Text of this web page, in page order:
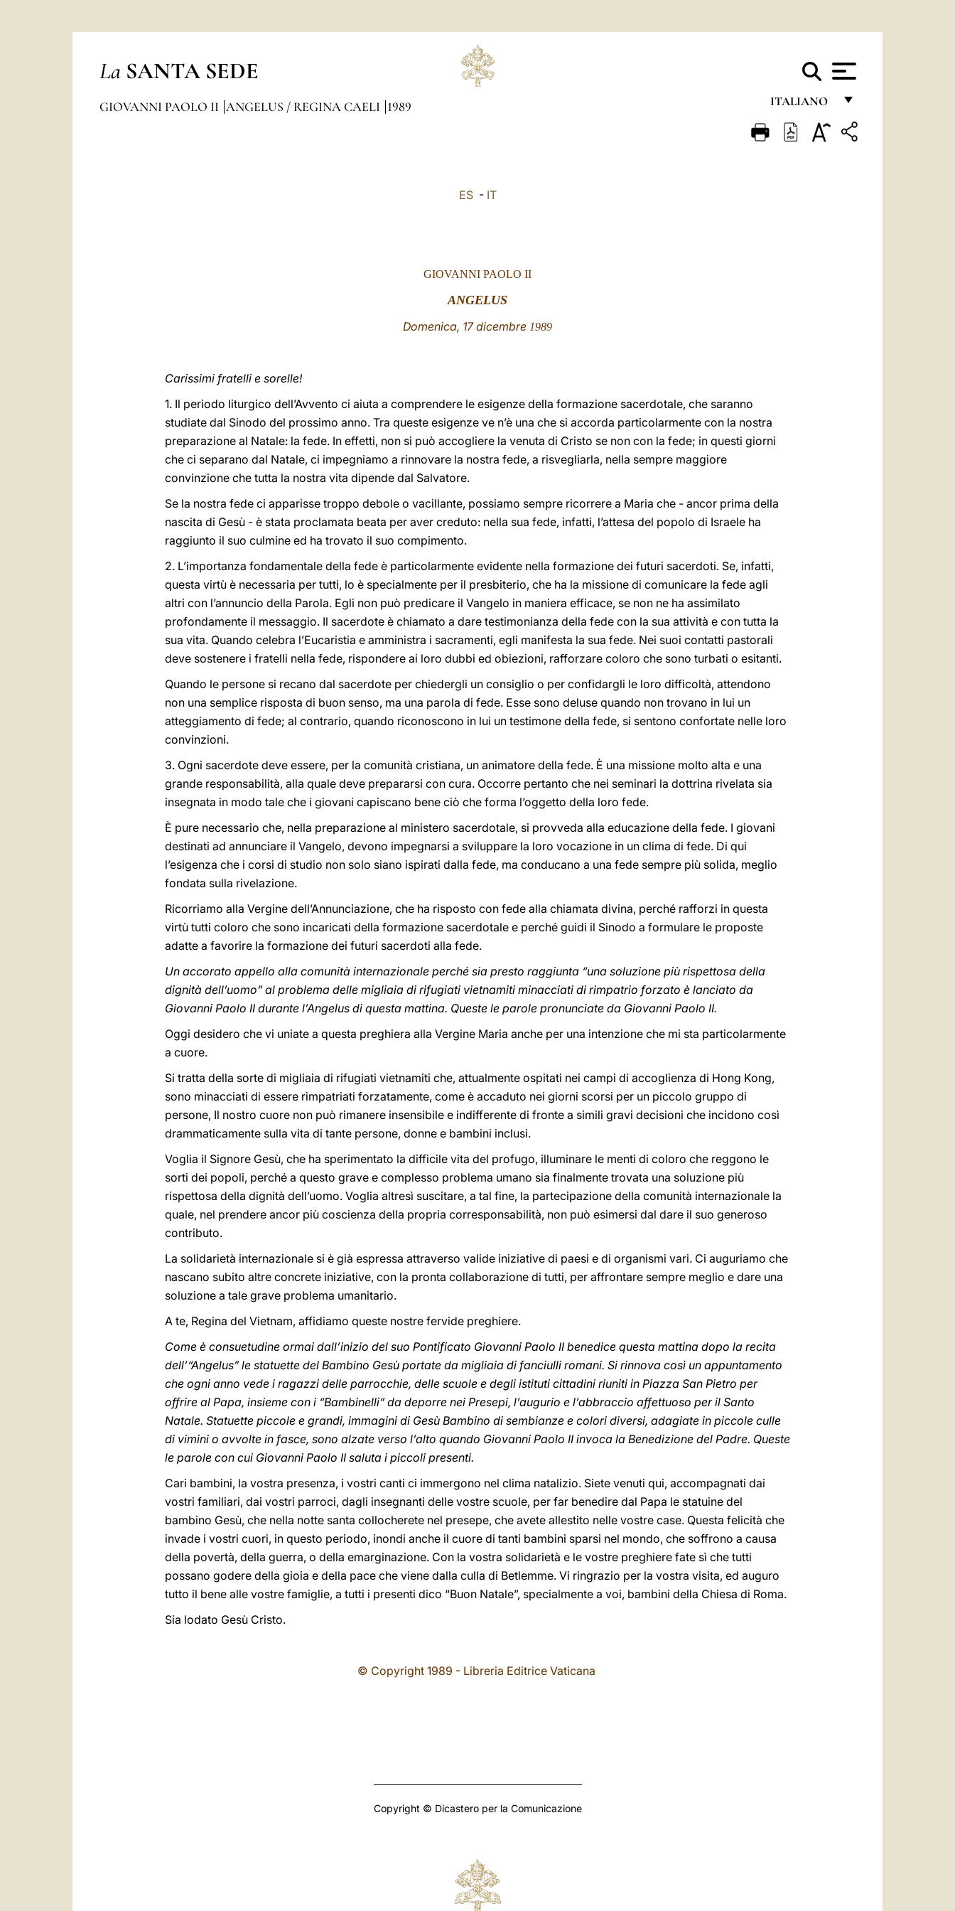
La SANTA SEDE
ITALIANO
FRANÇAIS
GIOVANNI PAOLO II ANGELUS / REGINA CAELI 1989
ES- IT
GIOVANNI PAOLO II
ANGELUS
Domenica, 17 dicembre 1989
Carissimi fratelli e sorelle!
1. Il periodo liturgico dell’Avvento ci aiuta a comprendere le esigenze della formazione sacerdotale, che saranno
studiate dal Sinodo del prossimo anno. Tra queste esigenze ve n’è una che si accorda particolarmente con la nostra
preparazione al Natale: la fede. In effetti, non si può accogliere la venuta di Cristo se non con la fede; in questi giorni
che ci separano dal Natale, ci impegniamo a rinnovare la nostra fede, a risvegliarla, nella sempre maggiore
convinzione che tutta la nostra vita dipende dal Salvatore.
Se la nostra fede ci apparisse troppo debole o vacillante, possiamo sempre ricorrere a Maria che - ancor prima della
nascita di Gesù - è stata proclamata beata per aver creduto: nella sua fede, infatti, l’attesa del popolo di Israele ha
raggiunto il suo culmine ed ha trovato il suo compimento.
2. L’importanza fondamentale della fede è particolarmente evidente nella formazione dei futuri sacerdoti. Se, infatti,
questa virtù è necessaria per tutti, lo è specialmente per il presbiterio, che ha la missione di comunicare la fede agli
altri con l’annuncio della Parola. Egli non può predicare il Vangelo in maniera efficace, se non ne ha assimilato
profondamente il messaggio. Il sacerdote è chiamato a dare testimonianza della fede con la sua attività e con tutta la
sua vita. Quando celebra l’Eucaristia e amministra i sacramenti, egli manifesta la sua fede. Nei suoi contatti pastorali
deve sostenere i fratelli nella fede, rispondere ai loro dubbi ed obiezioni, rafforzare coloro che sono turbati o esitanti.
Quando le persone si recano dal sacerdote per chiedergli un consiglio o per confidargli le loro difficoltà, attendono
non una semplice risposta di buon senso, ma una parola di fede. Esse sono deluse quando non trovano in lui un
atteggiamento di fede; al contrario, quando riconoscono in lui un testimone della fede, si sentono confortate nelle loro
convinzioni.
3. Ogni sacerdote deve essere, per la comunità cristiana, un animatore della fede. È una missione molto alta e una
grande responsabilità, alla quale deve prepararsi con cura. Occorre pertanto che nei seminari la dottrina rivelata sia
insegnata in modo tale che i giovani capiscano bene ciò che forma l’oggetto della loro fede.
È pure necessario che, nella preparazione al ministero sacerdotale, si provveda alla educazione della fede. I giovani
destinati ad annunciare il Vangelo, devono impegnarsi a sviluppare la loro vocazione in un clima di fede. Di qui
l’esigenza che i corsi di studio non solo siano ispirati dalla fede, ma conducano a una fede sempre più solida, meglio
fondata sulla rivelazione.
Ricorriamo alla Vergine dell’Annunciazione, che ha risposto con fede alla chiamata divina, perché rafforzi in questa
virtù tutti coloro che sono incaricati della formazione sacerdotale e perché guidi il Sinodo a formulare le proposte
adatte a favorire la formazione dei futuri sacerdoti alla fede.
Un accorato appello alla comunità internazionale perché sia presto raggiunta “una soluzione più rispettosa della
dignità dell’uomo” al problema delle migliaia di rifugiati vietnamiti minacciati di rimpatrio forzato è lanciato da
Giovanni Paolo II durante l’Angelus di questa mattina. Queste le parole pronunciate da Giovanni Paolo II.
Oggi desidero che vi uniate a questa preghiera alla Vergine Maria anche per una intenzione che mi sta particolarmente
a cuore.
Si tratta della sorte di migliaia di rifugiati vietnamiti che, attualmente ospitati nei campi di accoglienza di Hong Kong,
sono minacciati di essere rimpatriati forzatamente, come è accaduto nei giorni scorsi per un piccolo gruppo di
persone, Il nostro cuore non può rimanere insensibile e indifferente di fronte a simili gravi decisioni che incidono così
drammaticamente sulla vita di tante persone, donne e bambini inclusi.
Voglia il Signore Gesù, che ha sperimentato la difficile vita del profugo, illuminare le menti di coloro che reggono le
sorti dei popoli, perché a questo grave e complesso problema umano sia finalmente trovata una soluzione più
rispettosa della dignità dell’uomo. Voglia altresì suscitare, a tal fine, la partecipazione della comunità internazionale la
quale, nel prendere ancor più coscienza della propria corresponsabilità, non può esimersi dal dare il suo generoso
contributo.
La solidarietà internazionale si è già espressa attraverso valide iniziative di paesi e di organismi vari. Ci auguriamo che
nascano subito altre concrete iniziative, con la pronta collaborazione di tutti, per affrontare sempre meglio e dare una
soluzione a tale grave problema umanitario.
A te, Regina del Vietnam, affidiamo queste nostre fervide preghiere.
Come è consuetudine ormai dall’inizio del suo Pontificato Giovanni Paolo II benedice questa mattina dopo la recita
dell’“Angelus” le statuette del Bambino Gesù portate da migliaia di fanciulli romani. Si rinnova così un appuntamento
che ogni anno vede i ragazzi delle parrocchie, delle scuole e degli istituti cittadini riuniti in Piazza San Pietro per
offrire al Papa, insieme con i “Bambinelli” da deporre nei Presepi, l’augurio e l’abbraccio affettuoso per il Santo
Natale. Statuette piccole e grandi, immagini di Gesù Bambino di sembianze e colori diversi, adagiate in piccole culle
di vimini o avvolte in fasce, sono alzate verso l’alto quando Giovanni Paolo II invoca la Benedizione del Padre. Queste
le parole con cui Giovanni Paolo II saluta i piccoli presenti.
Cari bambini, la vostra presenza, i vostri canti ci immergono nel clima natalizio. Siete venuti qui, accompagnati dai
vostri familiari, dai vostri parroci, dagli insegnanti delle vostre scuole, per far benedire dal Papa le statuine del
bambino Gesù, che nella notte santa collocherete nel presepe, che avete allestito nelle vostre case. Questa felicità che
invade i vostri cuori, in questo periodo, inondi anche il cuore di tanti bambini sparsi nel mondo, che soffrono a causa
della povertà, della guerra, o della emarginazione. Con la vostra solidarietà e le vostre preghiere fate sì che tutti
possano godere della gioia e della pace che viene dalla culla di Betlemme. Vi ringrazio per la vostra visita, ed auguro
tutto il bene alle vostre famiglie, a tutti i presenti dico “Buon Natale”, specialmente a voi, bambini della Chiesa di Roma.
Sia lodato Gesù Cristo.
© Copyright 1989 - Libreria Editrice Vaticana
Copyright © Dicastero per la Comunicazione